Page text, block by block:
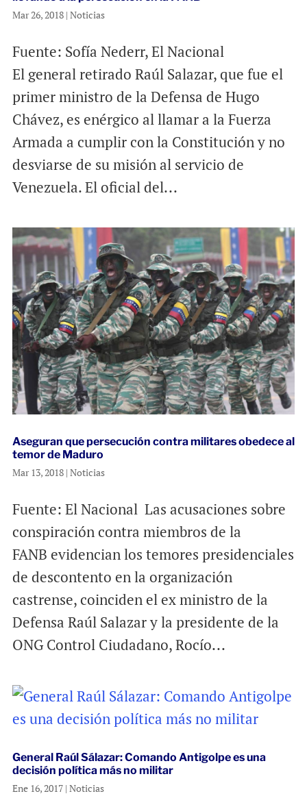
Mar 26, 2018| Noticias
Fuente: Sofía Nederr, El Nacional
El general retirado Raúl Salazar, que fue el
primer ministro de la Defensa de Hugo
Chávez, es enérgico al llamar a la Fuerza
Armada a cumplir con la Constitución y no
desviarse de su misión al servicio de
Venezuela. El oficial del...
Aseguran que persecución contra militares obedece al
temor de Maduro
Mar 13, 2018| Noticias
Fuente: El Nacional Las acusaciones sobre
conspiración contra miembros de la
FANB evidencian los temores presidenciales
de descontento en la organización
castrense, coinciden el ex ministro de la
Defensa Raúl Salazar y la presidente de la
ONG Control Ciudadano, Rocío...
General Raúl Sálazar: Comando Antigolpe es una
decisión política más no militar
Ene 16, 2017| Noticias